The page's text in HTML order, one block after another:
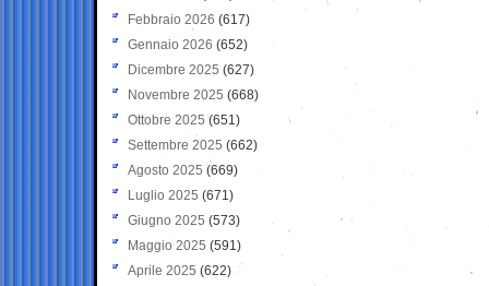
Febbraio 2026 (617)
Gennaio 2026 (652)
Dicembre 2025 (627)
Novembre 2025 (668)
Ottobre 2025 (651)
Settembre 2025 (662)
Agosto 2025 (669)
Luglio 2025 (671)
Giugno 2025 (573)
Maggio 2025 (591)
Aprile 2025 (622)